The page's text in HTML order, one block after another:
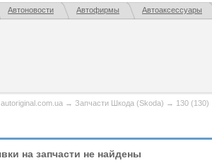
Автоновости Автофирмы Автоаксессуары
→ Запчасти Шкода (Skoda) → 130 (130)
на запчасти не найдены